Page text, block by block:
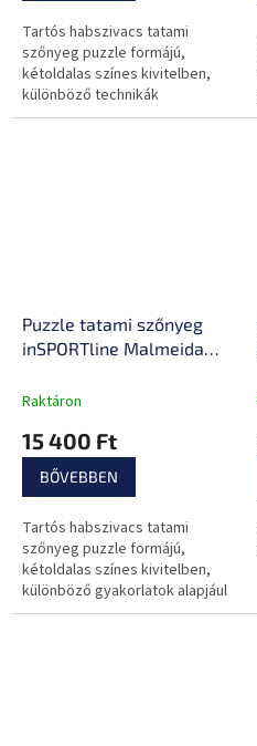
Tartós habszivacs tatami
szőnyeg puzzle formájú,
kétoldalas színes kivitelben,
különböző technikák
gyakorlásához alkalmas,
Puzzle tatami szőnyeg
inSPORTline Malmeida
Raktáron
15 400 Ft
BŐVEBBEN
Tartós habszivacs tatami
szőnyeg puzzle formájú,
kétoldalas színes kivitelben,
különböző gyakorlatok alapjául
alkalmas, befejező éleket a